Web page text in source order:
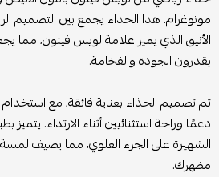
مونوغرام. هذا الحذاء يجمع بين التصميم
الأنيق الذي يميز علامة لويس فيتون، مما
يقدرون الجودة والفخامة.
تم تصميم الحذاء بعناية فائقة، مع استخدام
دعمًا وراحة استثنائيين أثناء الارتداء.
الشهيرة على الجزء العلوي، مما يضيف لمسة
مظهرك.